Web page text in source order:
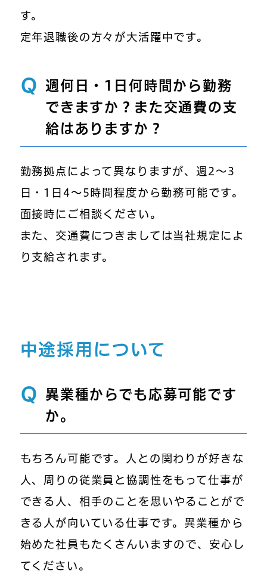
す。
定年退職後の方々が大活躍中です。
Q
週何日・1日何時間から勤務
できますか？また交通費の支
給はありますか？
勤務拠点によって異なりますが、週2～3
日・1日4～5時間程度から勤務可能です。
面接時にご相談ください。
また、交通費につきましては当社規定によ
り支給されます。
中途採用について
Q
異業種からでも応募可能です
か。
もちろん可能です。人との関わりが好きな
人、周りの従業員と協調性をもって仕事が
できる人、 相手のことを思いやることがで
きる人が向いている仕事です。異業種から
始めた社員もたくさんいますので、安心し
てください。